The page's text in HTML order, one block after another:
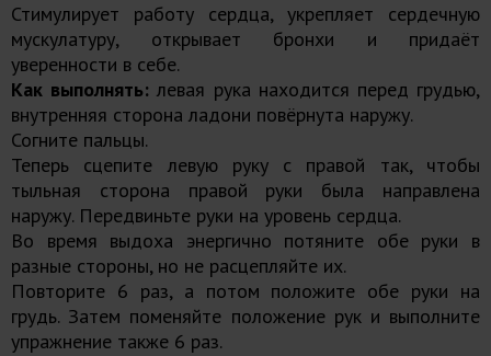
Стимулирует работу сердца, укрепляет сердечную
мускулатуру, открывает бронхи и придаёт
уверенности в себе.
Как выполнять: левая рука находится перед грудью,
внутренняя сторона ладони повёрнута наружу.
Согните пальцы.
Теперь сцепите левую руку с правой так, чтобы
тыльная сторона правой руки была направлена
наружу. Передвиньте руки на уровень сердца.
Во время выдоха энергично потяните обе руки в
разные стороны, но не расцепляйте их.
Повторите 6 раз, а потом положите обе руки на
грудь. Затем поменяйте положение рук и выполните
упражнение также 6 раз.